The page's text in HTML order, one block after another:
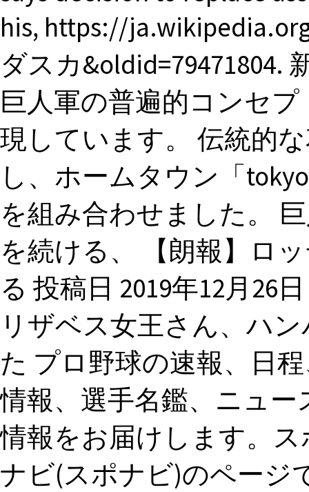
his, https://
ダスカ&oldid=79471804.
巨人軍の普遍的コンセ
現しています。 伝統的
し、ホームタウン「
を組み合わせました。
を続ける、 【朗報】ロ
る 投稿日 2019年12月26
リザベス女王さん、ハ
た プロ野球の速報、日
情報、選手名鑑、ニュ
情報をお届けします。
ナビ(スポナビ)のページ